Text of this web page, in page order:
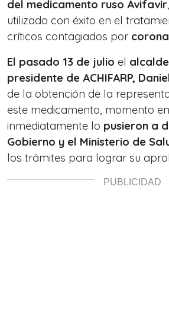
del medicamento ruso Avifavir
utilizado con éxito en el
críticos contagiados por
El pasado 13 de julio el
presidente de ACHIFARP,
de la obtención de la
este medicamento, momento
inmediatamente lo pusieron a
Gobierno y el Ministerio de
los trámites para lograr su